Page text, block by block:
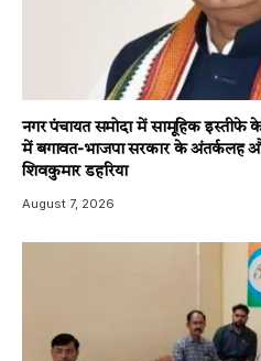
नगर पंचायत समोदा में सामूहिक
में बगावत-भाजपा सरकार के अंतर्कलह
शिवकुमार डहरिया
August 7, 2026